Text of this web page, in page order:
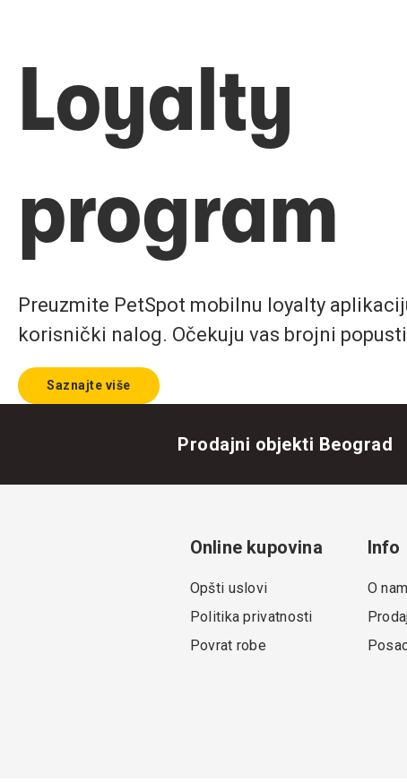
Loyalty
program
Preuzmite PetSpot mobilnu loyalty
korisnički nalog. Očekuju vas brojni
Saznajte više
Prodajni objekti Beograd
Online kupovina
Opšti uslovi
Politika privatnosti
Povrat robe
Info
O